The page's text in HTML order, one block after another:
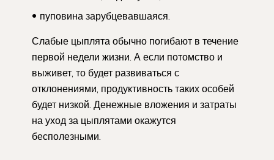
пуповина зарубцевавшаяся.
Слабые цыплята обычно погибают в течение
первой недели жизни. А если потомство и
выживет, то будет развиваться с
отклонениями, продуктивность таких особей
будет низкой. Денежные вложения и затраты
на уход за цыплятами окажутся
бесполезными.